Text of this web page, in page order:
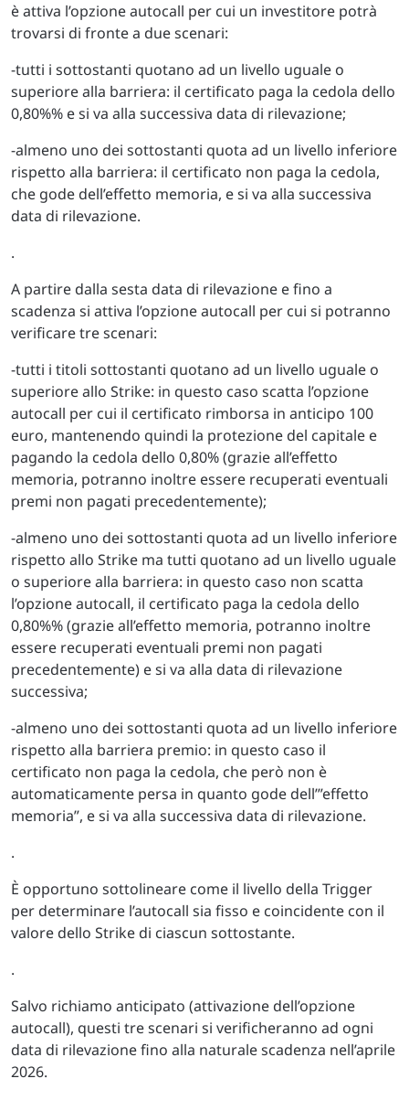
è attiva l’opzione autocall per cui un investitore potrà
trovarsi di fronte a due scenari:
-tutti i sottostanti quotano ad un livello uguale o
superiore alla barriera: il certificato paga la cedola dello
0,80%% e si va alla successiva data di rilevazione;
-almeno uno dei sottostanti quota ad un livello inferiore
rispetto alla barriera: il certificato non paga la cedola,
che gode dell’effetto memoria, e si va alla successiva
data di rilevazione.
.
A partire dalla sesta data di rilevazione e fino a
scadenza si attiva l’opzione autocall per cui si potranno
verificare tre scenari:
-tutti i titoli sottostanti quotano ad un livello uguale o
superiore allo Strike: in questo caso scatta l’opzione
autocall per cui il certificato rimborsa in anticipo 100
euro, mantenendo quindi la protezione del capitale e
pagando la cedola dello 0,80% (grazie all’effetto
memoria, potranno inoltre essere recuperati eventuali
premi non pagati precedentemente);
-almeno uno dei sottostanti quota ad un livello inferiore
rispetto allo Strike ma tutti quotano ad un livello uguale
o superiore alla barriera: in questo caso non scatta
l’opzione autocall, il certificato paga la cedola dello
0,80%% (grazie all’effetto memoria, potranno inoltre
essere recuperati eventuali premi non pagati
precedentemente) e si va alla data di rilevazione
successiva;
-almeno uno dei sottostanti quota ad un livello inferiore
rispetto alla barriera premio: in questo caso il
certificato non paga la cedola, che però non è
automaticamente persa in quanto gode dell’”effetto
memoria”, e si va alla successiva data di rilevazione.
.
È opportuno sottolineare come il livello della Trigger
per determinare l’autocall sia fisso e coincidente con il
valore dello Strike di ciascun sottostante.
.
Salvo richiamo anticipato (attivazione dell’opzione
autocall), questi tre scenari si verificheranno ad ogni
data di rilevazione fino alla naturale scadenza nell’aprile
2026.